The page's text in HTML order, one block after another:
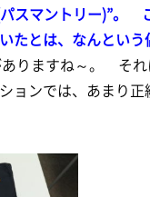
スマントリー)”。
たとは、なんとい
りますね～。 そ
ョンでは、あまり正